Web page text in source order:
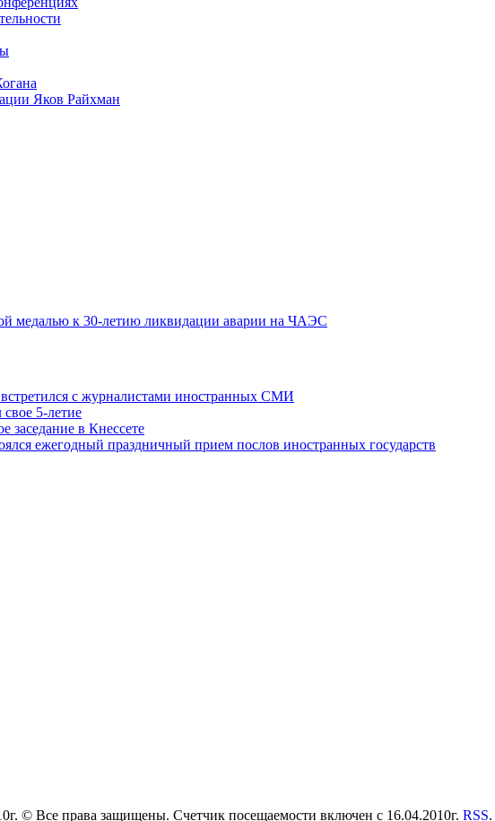
Яков Райхман
медалью к 30-летию ликвидации аварии на ЧАЭС
с журналистами иностранных СМИ
5-летие
заседание в Кнессете
ежегодный праздничный прием послов иностранных государств
© Все права защищены. Счетчик посещаемости включен с 16.04.2010г. RSS.